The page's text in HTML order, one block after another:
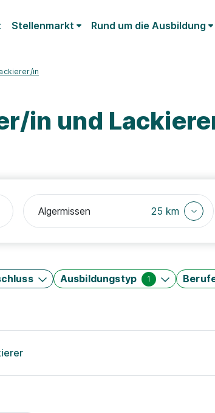
Stellenmarkt Rund um die Ausbildung
in
in und
25 km
Ausbildungstyp 1